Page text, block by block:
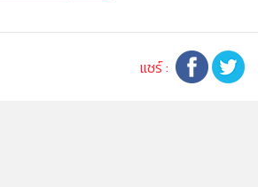
ลี่ยนแปลงลวดลาย สีสันบนผลิตภัณฑ์ หรือ
ไม่สามารถแจ้งให้ทราบล่วงหน้า และสี
แชร์ :